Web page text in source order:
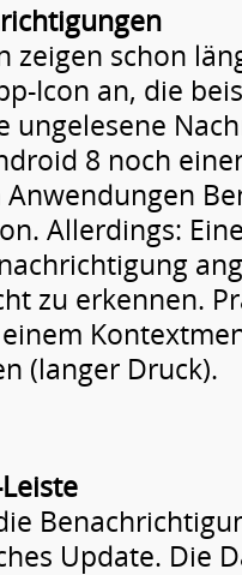
zeigen schon
Icon an, die
ungelesene
8 noch
Allerdings:
zu erkennen.
(langer Druck).
Update. Die